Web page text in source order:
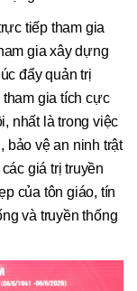
tiếp tham gia
gia xây dựng
đẩy quản trị
gia tích cực
nhất là trong việc
bảo vệ an ninh trật
giá trị truyền
của tôn giáo, tín
và truyền thống